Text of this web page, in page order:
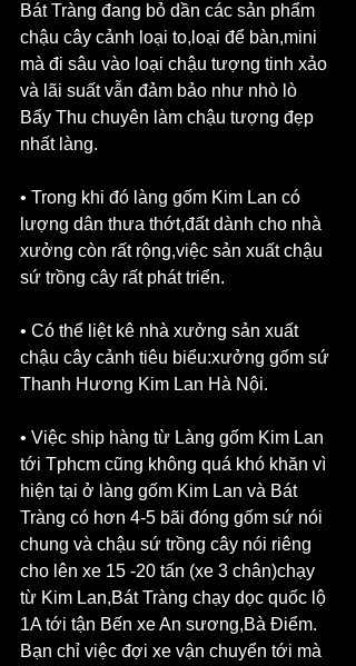
Bát Tràng đang bỏ dần các sản phẩm
chậu cây cảnh loại to,loại để bàn,mini
mà đi sâu vào loại chậu tượng tinh xảo
và lãi suất vẫn đảm bảo như nhò lò
Bẩy Thu chuyên làm chậu tượng đẹp
nhất làng.
• Trong khi đó làng gốm Kim Lan có
lượng dân thưa thớt,đất dành cho nhà
xưởng còn rất rộng,việc sản xuất chậu
sứ trồng cây rất phát triển.
• Có thể liệt kê nhà xưởng sản xuất
chậu cây cảnh tiêu biểu:xưởng gốm sứ
Thanh Hương Kim Lan Hà Nội.
• Việc ship hàng từ Làng gốm Kim Lan
tới Tphcm cũng không quá khó khăn vì
hiện tại ở làng gốm Kim Lan và Bát
Tràng có hơn 4-5 bãi đóng gốm sứ nói
chung và chậu sứ trồng cây nói riêng
cho lên xe 15 -20 tấn (xe 3 chân)chạy
từ Kim Lan,Bát Tràng chạy dọc quốc lộ
1A tới tận Bến xe An sương,Bà Điểm.
Bạn chỉ việc đợi xe vận chuyển tới mà